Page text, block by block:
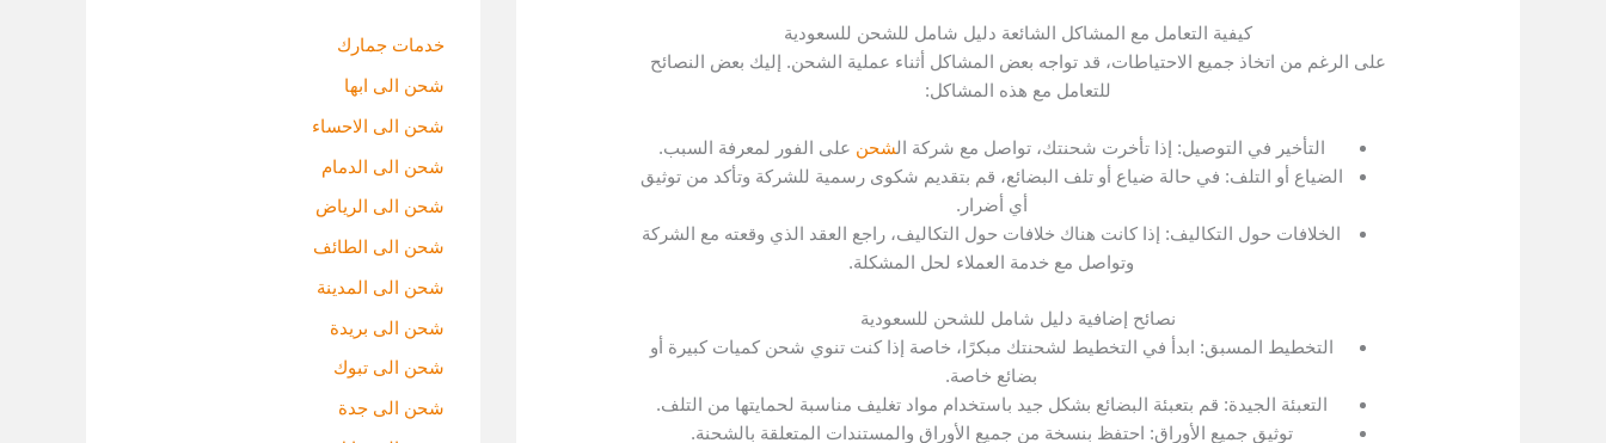
كيفية التعامل مع المشاكل الشائعة دليل شامل للشحن للسعودية
على الرغم من اتخاذ جميع الاحتياطات، قد تواجه بعض المشاكل أثناء عملية الشحن. إليك بعض النصائح
للتعامل مع هذه المشاكل:
التأخير في التوصيل: إذا تأخرت شحنتك، تواصل مع شركة الشحن على الفور لمعرفة السبب.
الضياع أو التلف: في حالة ضياع أو تلف البضائع، قم بتقديم شكوى رسمية للشركة وتأكد من توثيق
أي أضرار.
الخلافات حول التكاليف: إذا كانت هناك خلافات حول التكاليف، راجع العقد الذي وقعته مع الشركة
وتواصل مع خدمة العملاء لحل المشكلة.
نصائح إضافية دليل شامل للشحن للسعودية
التخطيط المسبق: ابدأ في التخطيط لشحنتك مبكرًا، خاصة إذا كنت تنوي شحن كميات كبيرة أو
بضائع خاصة.
التعبئة الجيدة: قم بتعبئة البضائع بشكل جيد باستخدام مواد تغليف مناسبة لحمايتها من التلف.
توثيق جميع الأوراق: احتفظ بنسخة من جميع الأوراق والمستندات المتعلقة بالشحنة.
خدمات جمارك
شحن الى ابها
شحن الى الاحساء
شحن الى الدمام
شحن الى الرياض
شحن الى الطائف
شحن الى المدينة
شحن الى بريدة
شحن الى تبوك
شحن الى جدة